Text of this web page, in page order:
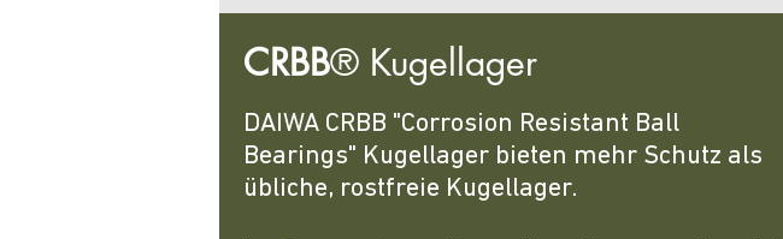
CRBB® Kugellager
DAIWA CRBB "Corrosion Resistant Ball
Bearings" Kugellager bieten mehr Schutz als
übliche, rostfreie Kugellager.